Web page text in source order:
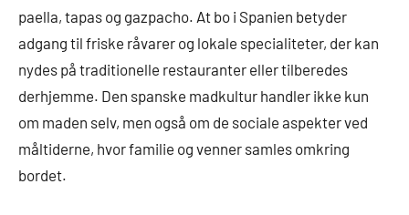
paella, tapas og gazpacho. At bo i Spanien betyder
adgang til friske råvarer og lokale specialiteter, der kan
nydes på traditionelle restauranter eller tilberedes
derhjemme. Den spanske madkultur handler ikke kun
om maden selv, men også om de sociale aspekter ved
måltiderne, hvor familie og venner samles omkring
bordet.